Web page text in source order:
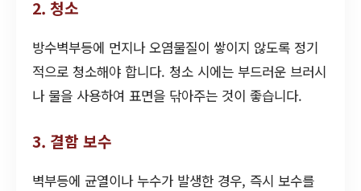
2. 청소
방수벽부등에 먼지나 오염물질이 쌓이지 않도록 정기
적으로 청소해야 합니다. 청소 시에는 부드러운 브러시
나 물을 사용하여 표면을 닦아주는 것이 좋습니다.
3. 결함 보수
벽부등에 균열이나 누수가 발생한 경우, 즉시 보수를